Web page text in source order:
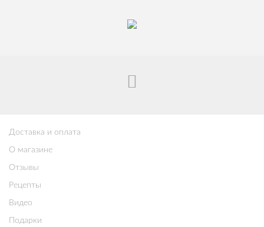
Доставка и оплата
О магазине
Отзывы
Рецепты
Видео
Подарки